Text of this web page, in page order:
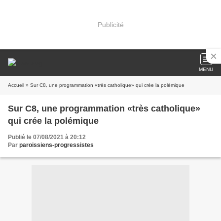
Publicité
MENU
Accueil » Sur C8, une programmation «très catholique» qui crée la polémique
Sur C8, une programmation «très catholique»
qui crée la polémique
Publié le 07/08/2021 à 20:12
Par paroissiens-progressistes